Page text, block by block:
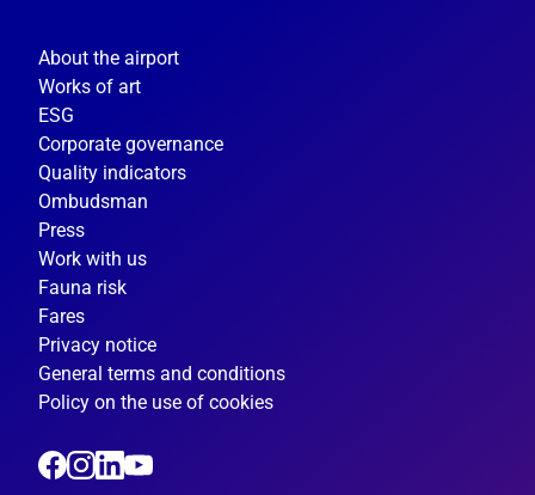
About the airport
Works of art
ESG
Corporate governance
Quality indicators
Ombudsman
Press
Work with us
Fauna risk
Fares
Privacy notice
General terms and conditions
Policy on the use of cookies